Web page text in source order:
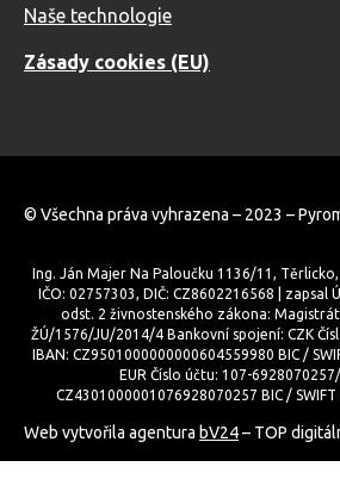
Naše technologie
Zásady cookies (EU)
© Všechna práva vyhrazena – 2023 –
Ing. Ján Majer Na Paloučku 1136/11, Těrlicko,
IČO: 02757303, DIČ: CZ8602216568 | zapsal
odst. 2 živnostenského zákona: Magistrát
ŽÚ/1576/JU/2014/4 Bankovní spojení: CZK
IBAN: CZ9501000000000604559980 BIC /
EUR Číslo účtu: 107-
CZ4301000001076928070257 BIC / SWIFT
Web vytvořila agentura bV24– TOP